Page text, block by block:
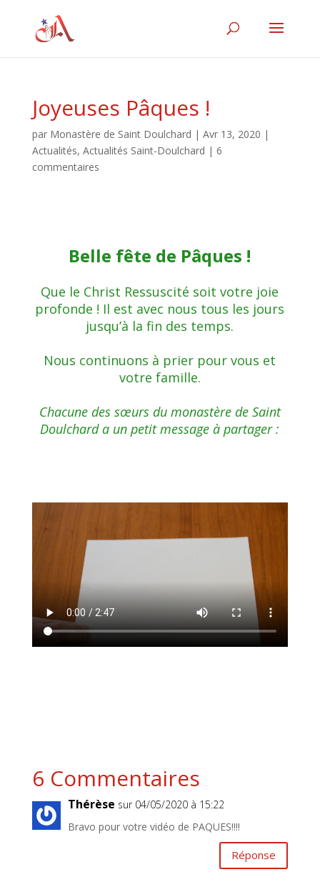
Joyeuses Pâques !
par Monastère de Saint Doulchard | Avr 13, 2020 |
Actualités, Actualités Saint-Doulchard | 6
commentaires
Belle fête de Pâques !
Que le Christ Ressuscité soit votre joie
profonde ! Il est avec nous tous les jours
jusqu’à la fin des temps.
Nous continuons à prier pour vous et
votre famille.
Chacune des sœurs du monastère de Saint
Doulchard a un petit message à partager :
6 Commentaires
Thérèse sur 04/05/2020 à 15:22
Bravo pour votre vidéo de PAQUES!!!!
Réponse